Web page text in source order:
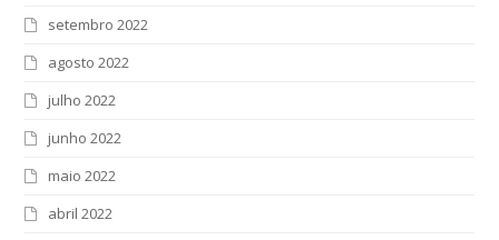
setembro 2022
agosto 2022
julho 2022
junho 2022
maio 2022
abril 2022